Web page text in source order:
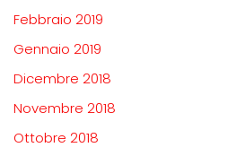
Febbraio 2019
Gennaio 2019
Dicembre 2018
Novembre 2018
Ottobre 2018